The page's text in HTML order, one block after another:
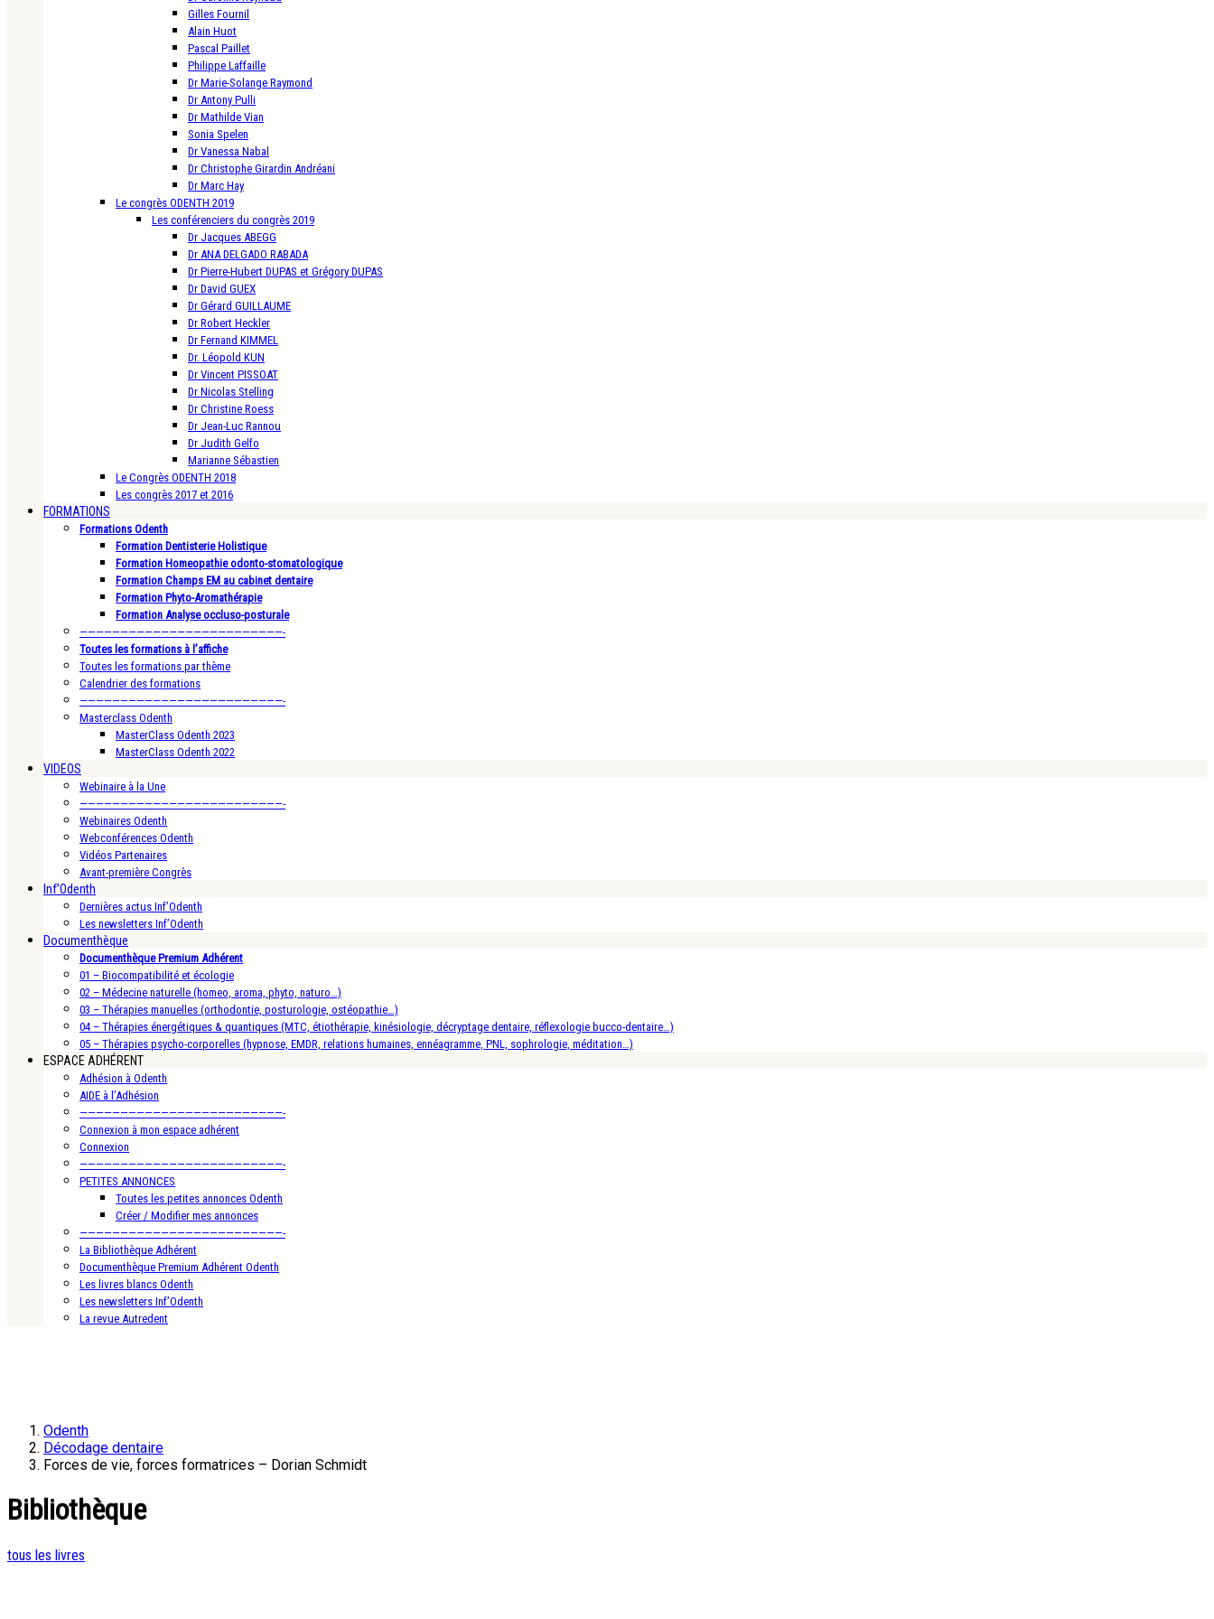
Gilles Fournil
Alain Huot
Pascal Paillet
Philippe Laffaille
Dr Marie-Solange Raymond
Dr Antony Pulli
Dr Mathilde Vian
Sonia Spelen
Dr Vanessa Nabal
Dr Christophe Girardin Andréani
Dr Marc Hay
Le congrès ODENTH 2019
Les conférenciers du congrès 2019
Dr Jacques ABEGG
Dr ANA DELGADO RABADA
Dr Pierre-Hubert DUPAS et Grégory DUPAS
Dr David GUEX
Dr Gérard GUILLAUME
Dr Robert Heckler
Dr Fernand KIMMEL
Dr. Léopold KUN
Dr Vincent PISSOAT
Dr Nicolas Stelling
Dr Christine Roess
Dr Jean-Luc Rannou
Dr Judith Gelfo
Marianne Sébastien
Le Congrès ODENTH 2018
Les congrès 2017 et 2016
FORMATIONS
Formations Odenth
Formation Dentisterie Holistique
Formation Homeopathie odonto-stomatologique
Formation Champs EM au cabinet dentaire
Formation Phyto-Aromathérapie
Formation Analyse occluso-posturale
—————————————————————————-
Toutes les formations à l’affiche
Toutes les formations par thème
Calendrier des formations
—————————————————————————-
Masterclass Odenth
MasterClass Odenth 2023
MasterClass Odenth 2022
VIDEOS
Webinaire à la Une
—————————————————————————-
Webinaires Odenth
Webconférences Odenth
Vidéos Partenaires
Avant-première Congrès
Inf’Odenth
Dernières actus Inf’Odenth
Les newsletters Inf’Odenth
Documenthèque
Documenthèque Premium Adhérent
01 – Biocompatibilité et écologie
02 – Médecine naturelle (homeo, aroma, phyto, naturo…)
03 – Thérapies manuelles (orthodontie, posturologie, ostéopathie…)
04 – Thérapies énergétiques & quantiques (MTC, étiothérapie, kinésiologie, décryptage dentaire, réflexologie bucco-dentaire…)
05 – Thérapies psycho-corporelles (hypnose, EMDR, relations humaines, ennéagramme, PNL, sophrologie, méditation…)
ESPACE ADHÉRENT
Adhésion à Odenth
AIDE à l’Adhésion
—————————————————————————-
Connexion à mon espace adhérent
Connexion
—————————————————————————-
PETITES ANNONCES
Toutes les petites annonces Odenth
Créer / Modifier mes annonces
—————————————————————————-
La Bibliothèque Adhérent
Documenthèque Premium Adhérent Odenth
Les livres blancs Odenth
Les newsletters Inf’Odenth
La revue Autredent
Odenth
Décodage dentaire
Forces de vie, forces formatrices – Dorian Schmidt
Bibliothèque
tous les livres